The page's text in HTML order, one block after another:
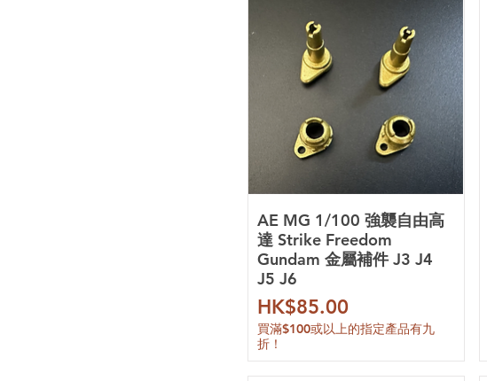
AE MG 1/100 強襲自由高
達 Strike Freedom
Gundam 金屬補件 J3 J4
J5 J6
價格
HK$85.00
買滿$100或以上的指定產品有九
折！